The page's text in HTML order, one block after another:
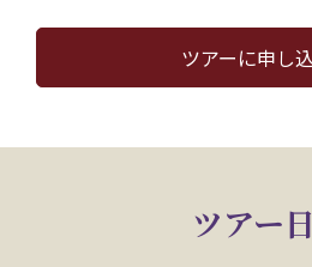
ツアーに申し
ツアー